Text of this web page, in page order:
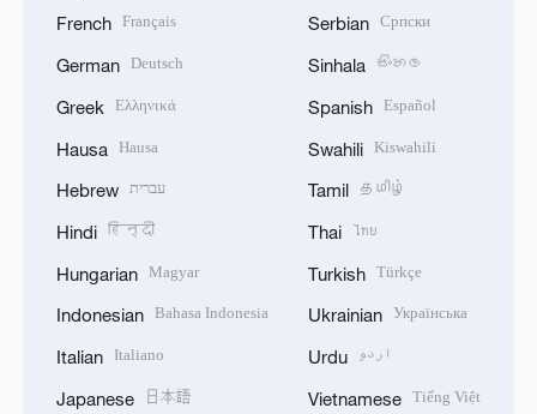
French Français
German Deutsch
Greek Ελληνικά
Hausa Hausa
Hebrew עברית
Hindi हिन्दी
Hungarian Magyar
Indonesian Bahasa Indonesia
Italian Italiano
Japanese 日本語
Serbian Српски
Sinhala සිංහල
Spanish Español
Swahili Kiswahili
Tamil தமிழ்
Thai ไทย
Turkish Türkçe
Ukrainian Українська
Urdu اردو
Vietnamese Tiếng Việt